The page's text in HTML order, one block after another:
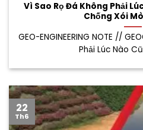
Vì Sao Rọ Đá Không Phải
Chống Xói
GEO-ENGINEERING NOTE //
Phải Lúc Nào
22
Th6